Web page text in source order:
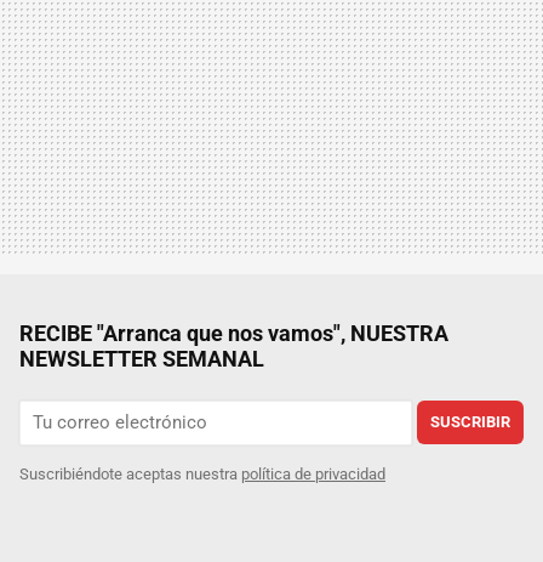
RECIBE "Arranca que nos vamos", NUESTRA
NEWSLETTER SEMANAL
SUSCRIBIR
Suscribiéndote aceptas nuestra política de privacidad